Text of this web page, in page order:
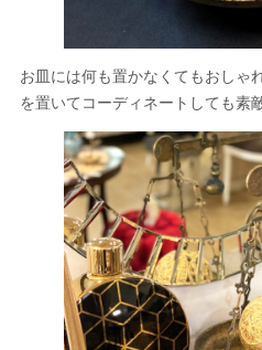
お皿には何も置かなくてもおしゃ
を置いてコーディネートしても素